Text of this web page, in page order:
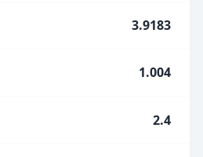
3.9183
1.004
2.4